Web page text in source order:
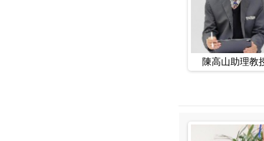
陳高山助理教